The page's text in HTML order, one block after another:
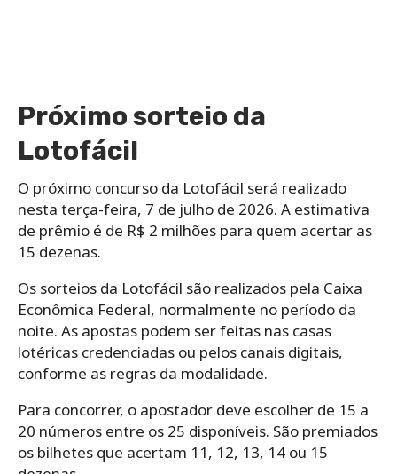
Próximo sorteio da
Lotofácil
O próximo concurso da Lotofácil será realizado
nesta terça-feira, 7 de julho de 2026. A estimativa
de prêmio é de R$ 2 milhões para quem acertar as
15 dezenas.
Os sorteios da Lotofácil são realizados pela Caixa
Econômica Federal, normalmente no período da
noite. As apostas podem ser feitas nas casas
lotéricas credenciadas ou pelos canais digitais,
conforme as regras da modalidade.
Para concorrer, o apostador deve escolher de 15 a
20 números entre os 25 disponíveis. São premiados
os bilhetes que acertam 11, 12, 13, 14 ou 15